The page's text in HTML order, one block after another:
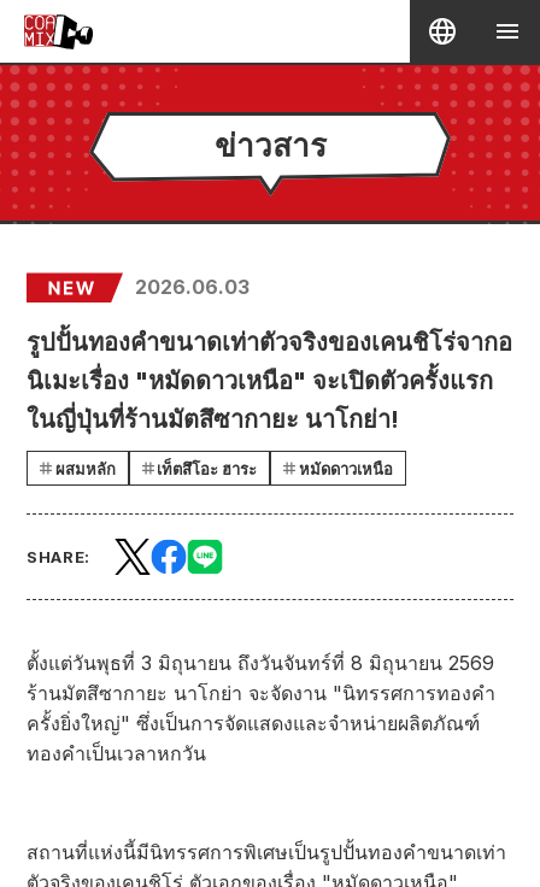
ข่าวสาร
2026.06.03
รูปปั้นทองคำขนาดเท่าตัวจริงของเคนชิโร่จากอ
นิเมะเรื่อง "หมัดดาวเหนือ" จะเปิดตัวครั้งแรก
ในญี่ปุ่นที่ร้านมัตสึซากายะ นาโกย่า!
ผสมหลัก เท็ตสึโอะ ฮาระ หมัดดาวเหนือ
SHARE:
ตั้งแต่วันพุธที่ 3 มิถุนายน ถึงวันจันทร์ที่ 8 มิถุนายน 2569
ร้านมัตสึซากายะ นาโกย่า จะจัดงาน "นิทรรศการทองคำ
ครั้งยิ่งใหญ่" ซึ่งเป็นการจัดแสดงและจำหน่ายผลิตภัณฑ์
ทองคำเป็นเวลาหกวัน
สถานที่แห่งนี้มีนิทรรศการพิเศษเป็นรูปปั้นทองคำขนาดเท่า
ตัวจริงของเคนชิโร่ ตัวเอกของเรื่อง "หมัดดาวเหนือ"